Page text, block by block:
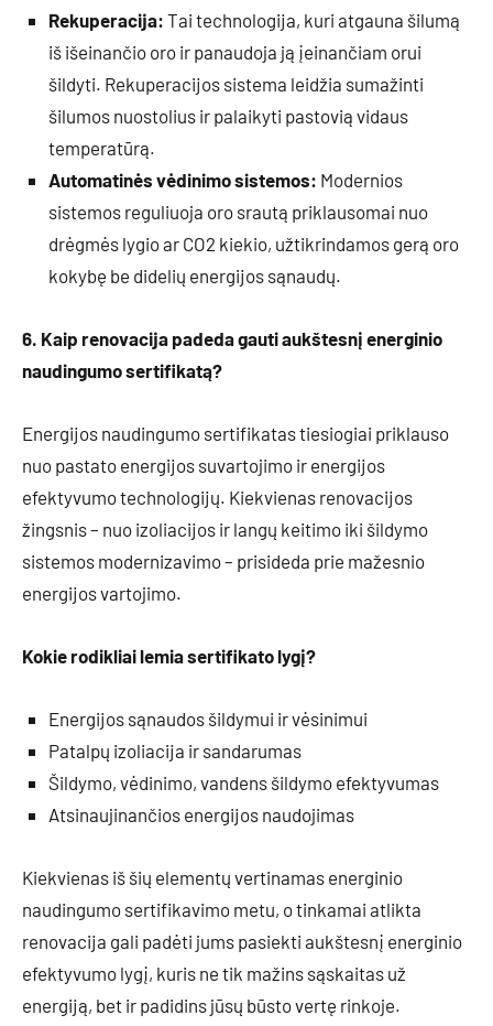
Rekuperacija: Tai technologija, kuri atgauna šilumą
iš išeinančio oro ir panaudoja ją įeinančiam orui
šildyti. Rekuperacijos sistema leidžia sumažinti
šilumos nuostolius ir palaikyti pastovią vidaus
temperatūrą.
Automatinės vėdinimo sistemos: Modernios
sistemos reguliuoja oro srautą priklausomai nuo
drėgmės lygio ar CO2 kiekio, užtikrindamos gerą oro
kokybę be didelių energijos sąnaudų.
6. Kaip renovacija padeda gauti aukštesnį energinio
naudingumo sertifikatą?
Energijos naudingumo sertifikatas tiesiogiai priklauso
nuo pastato energijos suvartojimo ir energijos
efektyvumo technologijų. Kiekvienas renovacijos
žingsnis – nuo izoliacijos ir langų keitimo iki šildymo
sistemos modernizavimo – prisideda prie mažesnio
energijos vartojimo.
Kokie rodikliai lemia sertifikato lygį?
Energijos sąnaudos šildymui ir vėsinimui
Patalpų izoliacija ir sandarumas
Šildymo, vėdinimo, vandens šildymo efektyvumas
Atsinaujinančios energijos naudojimas
Kiekvienas iš šių elementų vertinamas energinio
naudingumo sertifikavimo metu, o tinkamai atlikta
renovacija gali padėti jums pasiekti aukštesnį energinio
efektyvumo lygį, kuris ne tik mažins sąskaitas už
energiją, bet ir padidins jūsų būsto vertę rinkoje.